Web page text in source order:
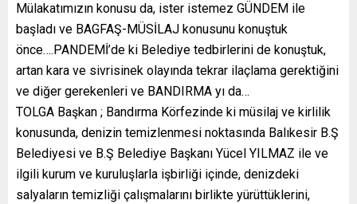
Mülakatımızın konusu da, ister istemez GÜNDEM ile
başladı ve BAGFAŞ-MÜSİLAJ konusunu konuştuk
önce….PANDEMİ’de ki Belediye tedbirlerini de konuştuk,
artan kara ve sivrisinek olayında tekrar ilaçlama gerektiğini
ve diğer gerekenleri ve BANDIRMA yı da…
TOLGA Başkan ; Bandırma Körfezinde ki müsilaj ve kirlilik
konusunda, denizin temizlenmesi noktasında Balıkesir B.Ş
Belediyesi ve B.Ş Belediye Başkanı Yücel YILMAZ ile ve
ilgili kurum ve kuruluşlarla işbirliği içinde, denizdeki
salyaların temizliği çalışmalarını birlikte yürüttüklerini,